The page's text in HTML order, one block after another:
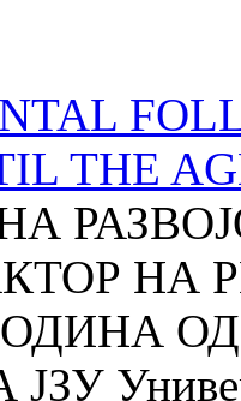
THE
НА
ОД